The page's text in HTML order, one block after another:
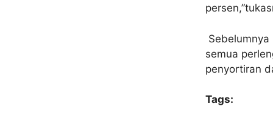
semua
penyortiran
Tags: